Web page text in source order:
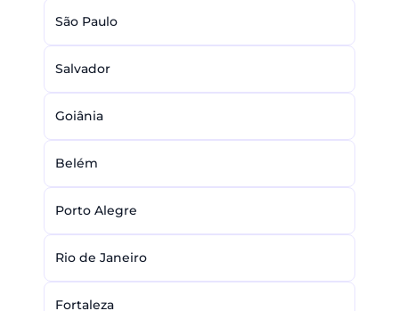
São Paulo
Salvador
Goiânia
Belém
Porto Alegre
Rio de Janeiro
Fortaleza